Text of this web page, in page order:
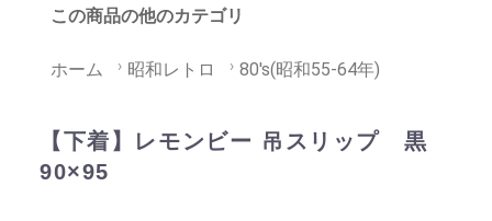
この商品の他のカテゴリ
ホーム 昭和レトロ 80's(昭和55-64年)
【下着】レモンビー 吊スリップ 黒
90×95